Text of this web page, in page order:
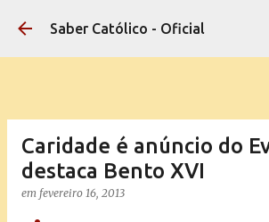
Pular para o conteúdo
Saber Católico - Oficial
Caridade é anúncio do
destaca Bento XVI
em fevereiro 16, 2013